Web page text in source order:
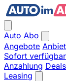
Auto Abo
Angebote
Sofort verfügbar
Anzahlung Deals
Leasing